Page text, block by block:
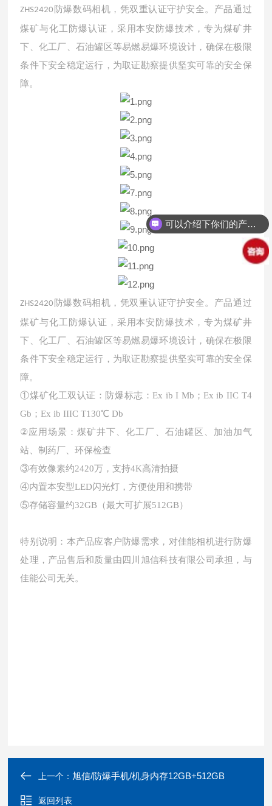
ZHS2420 防爆数码相机，凭双重认证守护安全。产品通过
煤矿与化工防爆认证，采用本安防爆技术，专为煤矿井
下、化工厂、石油罐区等易燃易爆环境设计，确保在极限
条件下安全稳定运行，为取证勘察提供坚实可靠的安全保
障。
ZHS2420 防爆数码相机，凭双重认证守护安全。产品通过
煤矿与化工防爆认证，采用本安防爆技术，专为煤矿井
下、化工厂、石油罐区等易燃易爆环境设计，确保在极限
条件下安全稳定运行，为取证勘察提供坚实可靠的安全保
障。
①煤矿化工双认证：防爆标志：Ex ib I Mb；Ex ib IIC T4
Gb；Ex ib IIIC T130℃ Db
②应用场景：煤矿井下、化工厂、石油罐区、加油加气
站、制药厂、环保检查
③有效像素约2420万，支持4K高清拍摄
④内置本安型LED闪光灯，方便使用和携带
⑤存储容量约32GB（最大可扩展512GB）
特别说明：本产品应客户防爆需求，对佳能相机进行防爆
处理，产品售后和质量由四川旭信科技有限公司承担，与
佳能公司无关。
上一个： 旭信/防爆手机/机身内存12GB+512GB
返回列表
可以介绍下你们的产品么？